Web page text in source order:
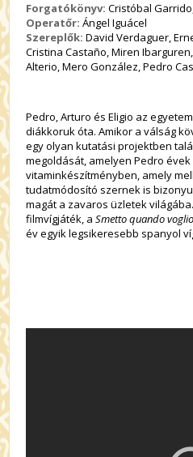
Forgatókönyv: Cristóbal
Operatőr: Ángel Iguácel
Szereplők: David Verdaguer,
Cristina Castaño, Miren
Alterio, Mero González, Pedro
Pedro, Arturo és Eligio az
diákkoruk óta. Amikor a válság
egy olyan kutatási projektben
megoldását, amelyen Pedro
vitaminkészítményben, amely
tudatmódosító szernek is
magát a zavaros üzletek
filmvígjáték, aSmetto quando voglio
év egyik legsikeresebb spanyol